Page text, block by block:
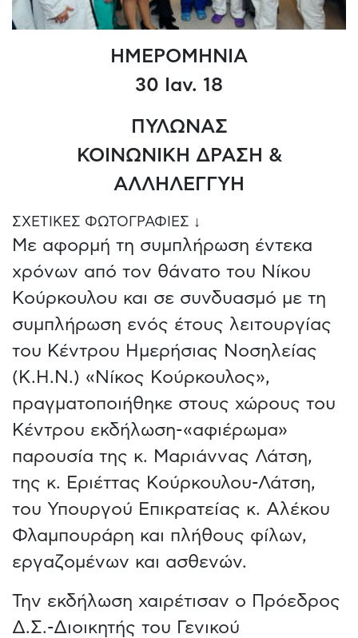
ΗΜΕΡΟΜΗΝΙΑ
30 Ιαν. 18
ΠΥΛΩΝΑΣ
ΚΟΙΝΩΝΙΚΗ ΔΡΑΣΗ &
ΑΛΛΗΛΕΓΓΥΗ
ΣΧΕΤΙΚΕΣ ΦΩΤΟΓΡΑΦΙΕΣ ↓
Με αφορμή τη συμπλήρωση έντεκα
χρόνων από τον θάνατο του Νίκου
Κούρκουλου και σε συνδυασμό με τη
συμπλήρωση ενός έτους λειτουργίας
του Κέντρου Ημερήσιας Νοσηλείας
(Κ.Η.Ν.) «Νίκος Κούρκουλος»,
πραγματοποιήθηκε στους χώρους του
Κέντρου εκδήλωση-«αφιέρωμα»
παρουσία της κ. Μαριάννας Λάτση,
της κ. Εριέττας Κούρκουλου-Λάτση,
του Υπουργού Επικρατείας κ. Αλέκου
Φλαμπουράρη και πλήθους φίλων,
εργαζομένων και ασθενών.
Την εκδήλωση χαιρέτισαν ο Πρόεδρος
Δ.Σ.-Διοικητής του Γενικού